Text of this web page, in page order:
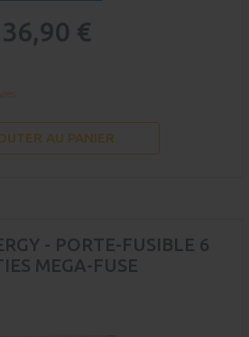
36,90 €
AU PANIER
- PORTE-FUSIBLE 6
MEGA-FUSE